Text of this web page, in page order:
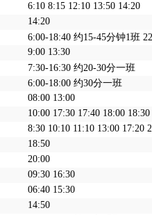
6:10 8:15 12:10 13:50 14:20
14:20
6:00-18:40 约15-45分钟1班
9:00 13:30
7:30-16:30 约20-30分一班
6:00-18:00 约30分一班
08:00 13:00
10:00 17:30 17:40 18:00
8:30 10:10 11:10 13:00 17:20
18:50
20:00
09:30 16:30
06:40 15:30
14:50